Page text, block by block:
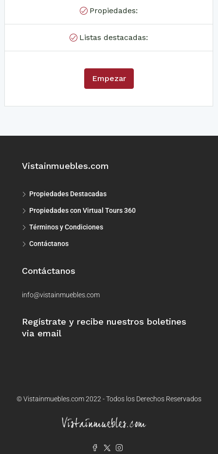
Propiedades:
Listas destacadas:
Empezar
Vistainmuebles.com
Propiedades Destacadas
Propiedades con Virtual Tours 360
Términos y Condiciones
Contáctanos
Contáctanos
info@vistainmuebles.com
Regístrate y recibe nuestros boletines
via email
© Vistainmuebles.com 2022 - Todos los Derechos Reservados